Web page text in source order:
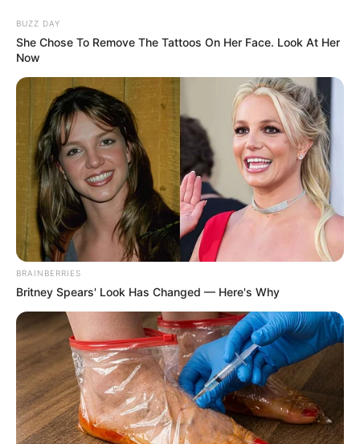
HOME
Home > Brasil > Ministério da Saúde > Notícia > Piauí >
Solidariedade >
Médico perde a vida, vítima da angústia e
injustiça.
Médico perde a vida, vítima da
angústia e injustiça.
BUZZ DAY
She Chose To Remove The Tattoos On Her Face. Look At Her
Now
BRAINBERRIES
Britney Spears' Look Has Changed — Here's Why